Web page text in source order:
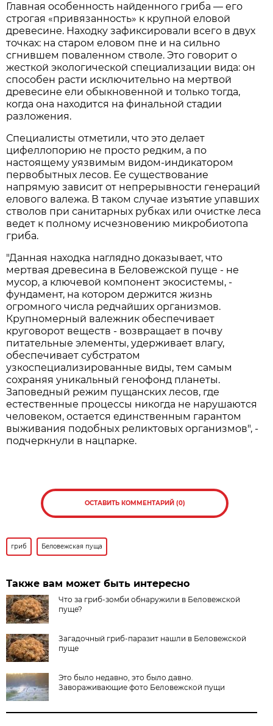
Главная особенность найденного гриба — его
строгая «привязанность» к крупной еловой
древесине. Находку зафиксировали всего в двух
точках: на старом еловом пне и на сильно
сгнившем поваленном стволе. Это говорит о
жесткой экологической специализации вида: он
способен расти исключительно на мертвой
древесине ели обыкновенной и только тогда,
когда она находится на финальной стадии
разложения.
Специалисты отметили, что это делает
цифеллопорию не просто редким, а по
настоящему уязвимым видом-индикатором
первобытных лесов. Ее существование
напрямую зависит от непрерывности генераций
елового валежа. В таком случае изъятие упавших
стволов при санитарных рубках или очистке леса
ведет к полному исчезновению микробиотопа
гриба.
"Данная находка наглядно доказывает, что
мертвая древесина в Беловежской пуще - не
мусор, а ключевой компонент экосистемы, -
фундамент, на котором держится жизнь
огромного числа редчайших организмов.
Крупномерный валежник обеспечивает
круговорот веществ - возвращает в почву
питательные элементы, удерживает влагу,
обеспечивает субстратом
узкоспециализированные виды, тем самым
сохраняя уникальный генофонд планеты.
Заповедный режим пущанских лесов, где
естественные процессы никогда не нарушаются
человеком, остается единственным гарантом
выживания подобных реликтовых организмов", -
подчеркнули в нацпарке.
ОСТАВИТЬ КОММЕНТАРИЙ (0)
гриб Беловежская пуща
Также вам может быть интересно
Что за гриб-зомби обнаружили в Беловежской
пуще?
Загадочный гриб-паразит нашли в Беловежской
пуще
Это было недавно, это было давно.
Завораживающие фото Беловежской пущи